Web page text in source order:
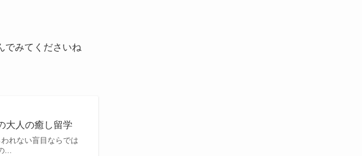
でみてくださいね
大人の癒し留学
れない盲目ならでは
...